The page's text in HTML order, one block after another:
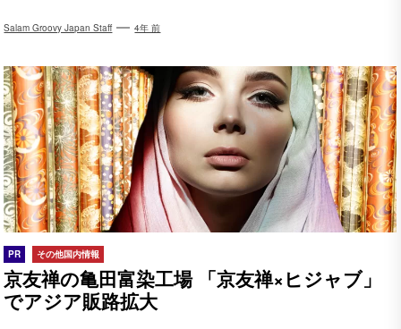
Salam Groovy Japan Staff 4年 前
PR その他国内情報
京友禅の亀田富染工場 「京友禅×ヒジャブ」
でアジア販路拡大